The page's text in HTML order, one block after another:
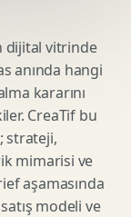
dijital vitrinde
anında hangi
kararını
CreaTif bu
strateji,
mimarisi ve
aşamasında
modeli ve